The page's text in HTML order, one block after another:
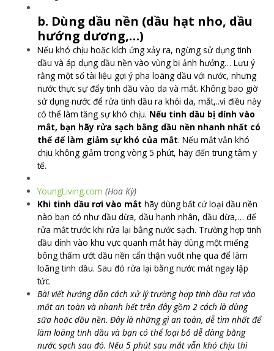
b. Dùng dầu nền (dầu hạt nho, dầu
hướng dương,…)
Nếu khó chịu hoặc kích ứng xảy ra, ngừng sử dụng tinh
dầu và áp dụng dầu nền vào vùng bị ảnh hưởng… Lưu ý
rằng một số tài liệu gợi ý pha loãng dầu với nước, nhưng
nước thực sự đẩy tinh dầu vào da và mắt. Không bao giờ
sử dụng nước để rửa tinh dầu ra khỏi da, mắt,..vì điều này
có thể làm tăng sự khó chịu. Nếu tinh dầu bị dính vào
mắt, bạn hãy rửa sạch bằng dầu nền nhanh nhất có
thể để làm giảm sự khó của mắt. Nếu mắt vẫn khó
chịu không giảm trong vòng 5 phút, hãy đến trung tâm y
tế.
YoungLiving.com (Hoa Kỳ)
Khi tinh dầu rơi vào mắt hãy dùng bất cứ loại dầu nền
nào bạn có như dầu dừa, dầu hạnh nhân, dầu dừa,… để
rửa mắt trước khi rửa lại bằng nước sạch. Trường hợp tinh
dầu dính vào khu vực quanh mắt hãy dùng một miếng
bông thấm ướt dầu nền cẩn thận vuốt nhẹ qua để làm
loãng tinh dầu. Sau đó rửa lại bằng nước mát ngay lập
tức.
Bài viết hướng dẫn cách xử lý trường hợp tinh dầu rơi vào
mắt an toàn và nhanh hết trên đây gồm 2 cách là dùng
sữa hoặc dầu nền. Đây là những gì an toàn, dễ tìm nhất để
làm loãng tinh dầu và bạn có thể loại bỏ dễ dàng bằng
nước sạch sau đó. Nếu 5 phút sau mắt vẫn khó chịu thì